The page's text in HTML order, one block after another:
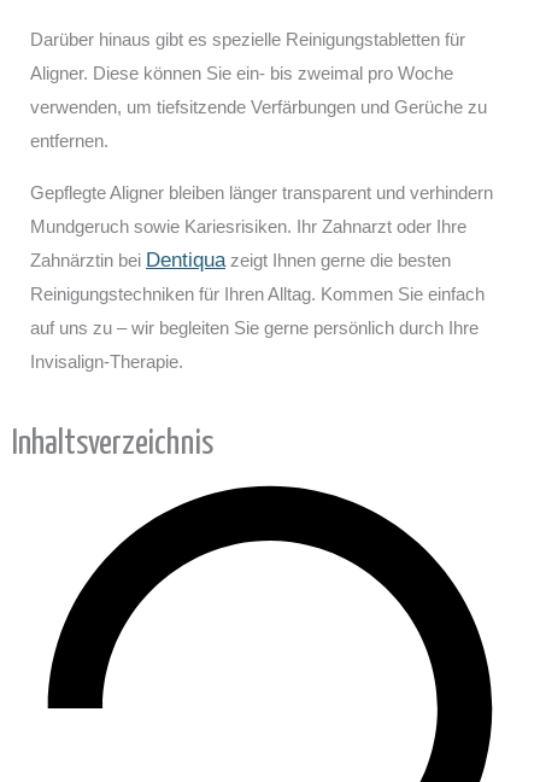
Inhaltsverzeichnis
Darüber hinaus gibt es spezielle Reinigungstabletten für
Aligner. Diese können Sie ein- bis zweimal pro Woche
verwenden, um tiefsitzende Verfärbungen und Gerüche zu
entfernen.
Gepflegte Aligner bleiben länger transparent und verhindern
Mundgeruch sowie Kariesrisiken. Ihr Zahnarzt oder Ihre
Zahnärztin bei Dentiqua zeigt Ihnen gerne die besten
Reinigungstechniken für Ihren Alltag. Kommen Sie einfach
auf uns zu – wir begleiten Sie gerne persönlich durch Ihre
Invisalign-Therapie.